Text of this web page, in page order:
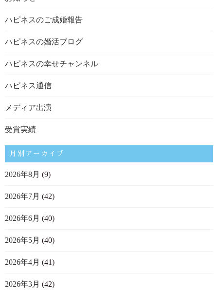
ハピネスのご成婚報告
ハピネスの婚活ブログ
ハピネスの幸せチャンネル
ハピネス通信
メディア出演
受賞実績
月別アーカイブ
2026年8月 (9)
2026年7月 (42)
2026年6月 (40)
2026年5月 (40)
2026年4月 (41)
2026年3月 (42)